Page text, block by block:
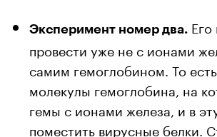
Эксперимент номер два.
провести уже не с ионами
самим гемоглобином. То есть
молекулы гемоглобина, на
гемы с ионами железа, и в
поместить вирусные белки.